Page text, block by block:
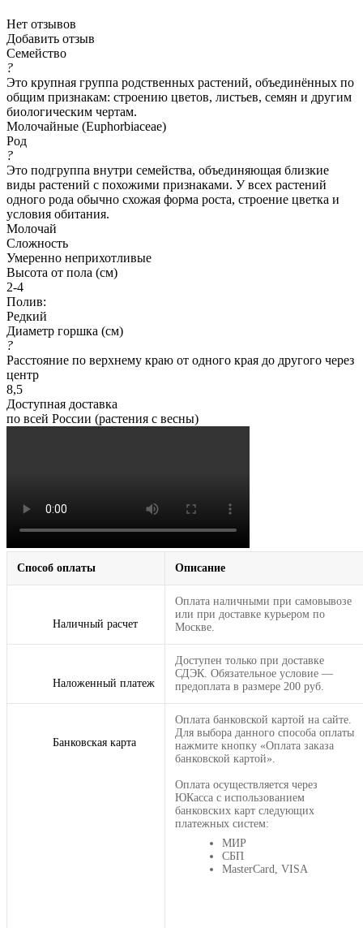
Нет отзывов
Добавить отзыв
Семейство
?
Это крупная группа родственных растений, объединённых по
общим признакам: строению цветов, листьев, семян и другим
биологическим чертам.
Молочайные (Euphorbiaceae)
Род
?
Это подгруппа внутри семейства, объединяющая близкие
виды растений с похожими признаками. У всех растений
одного рода обычно схожая форма роста, строение цветка и
условия обитания.
Молочай
Сложность
Умеренно неприхотливые
Высота от пола (см)
2-4
Полив:
Редкий
Диаметр горшка (см)
?
Расстояние по верхнему краю от одного края до другого через
центр
8,5
Доступная доставка
по всей России (растения с весны)
Способ оплаты Описание
Наличный расчет
Оплата наличными при самовывозе
или при доставке курьером по
Москве.
Наложенный платеж
Доступен только при доставке
СДЭК. Обязательное условие —
предоплата в размере 200 руб.
Банковская карта
Оплата банковской картой на сайте.
Для выбора данного способа оплаты
нажмите кнопку «Оплата заказа
банковской картой».
Оплата осуществляется через
ЮКасса с использованием
банковских карт следующих
платежных систем:
МИР
СБП
MasterCard, VISA